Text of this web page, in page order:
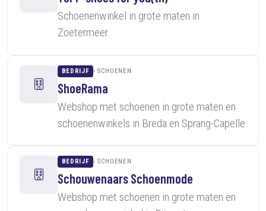
Schoenenwinkel in grote maten in
Zoetermeer
BEDRIJF SCHOENEN
ShoeRama
Webshop met schoenen in grote maten en
schoenenwinkels in Breda en Sprang-Capelle
BEDRIJF SCHOENEN
Schouwenaars Schoenmode
Webshop met schoenen in grote maten en